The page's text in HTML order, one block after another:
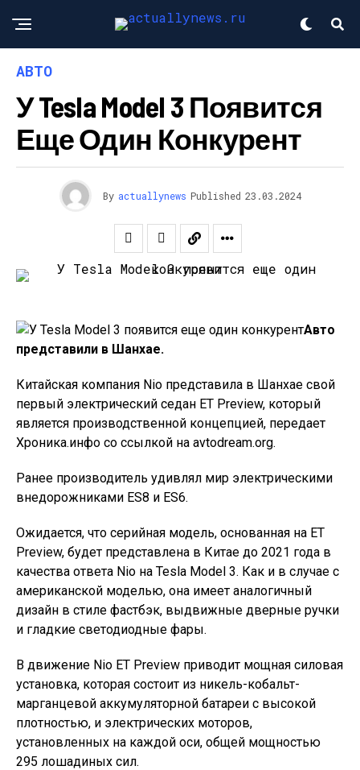
АВТО
У Tesla Model 3 Появится
Еще Один Конкурент
By actuallynews Published 23.03.2024
Авто
представили в Шанхае.
Китайская компания Nio представила в Шанхае свой
первый электрический седан ET Preview, который
является производственной концепцией, передает
Хроника.инфо со ссылкой на avtodream.org.
Ранее производитель удивлял мир электрическими
внедорожниками ES8 и ES6.
Ожидается, что серийная модель, основанная на ET
Preview, будет представлена в Китае до 2021 года в
качества ответа Nio на Tesla Model 3. Как и в случае с
американской моделью, она имеет аналогичный
дизайн в стиле фастбэк, выдвижные дверные ручки
и гладкие светодиодные фары.
В движение Nio ET Preview приводит мощная силовая
установка, которая состоит из никель-кобальт-
марганцевой аккумуляторной батареи с высокой
плотностью, и электрических моторов,
установленных на каждой оси, общей мощностью
295 лошадиных сил.